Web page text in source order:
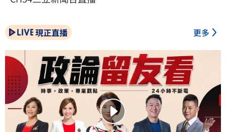
現正直播 更多